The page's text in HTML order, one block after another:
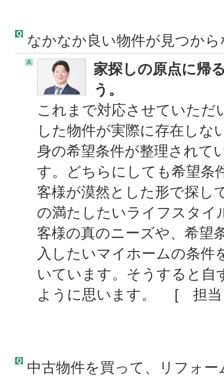
Q なかなか良い物件が見つか
A
家探しの原点に帰
う。
これまで対応させていただ
した物件が実際に存在しな
身の希望条件が整理されて
す。どちらにしても希望条
客様が漠然とした形で探し
の満たしたいライフスタイ
客様の真のニーズや、希望
入したいマイホームの条
いています。そうすると自
ように思います。 [
Q 中古物件を買って、リフォ